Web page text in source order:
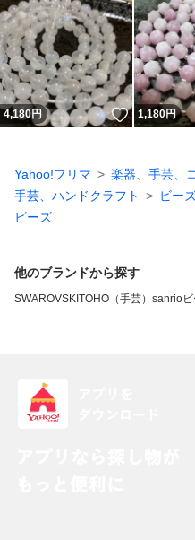
4,180円 いいね！
1,180円
Yahoo!フリマ
楽器、手芸、
手芸、ハンドクラフト
ビー
ビーズ
他のブランドから探す
SWAROVSKI TOHO（手芸） sanrio